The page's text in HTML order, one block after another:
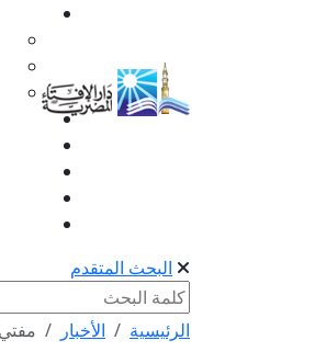
البحث المتقدم
الرئيسية الأخبار